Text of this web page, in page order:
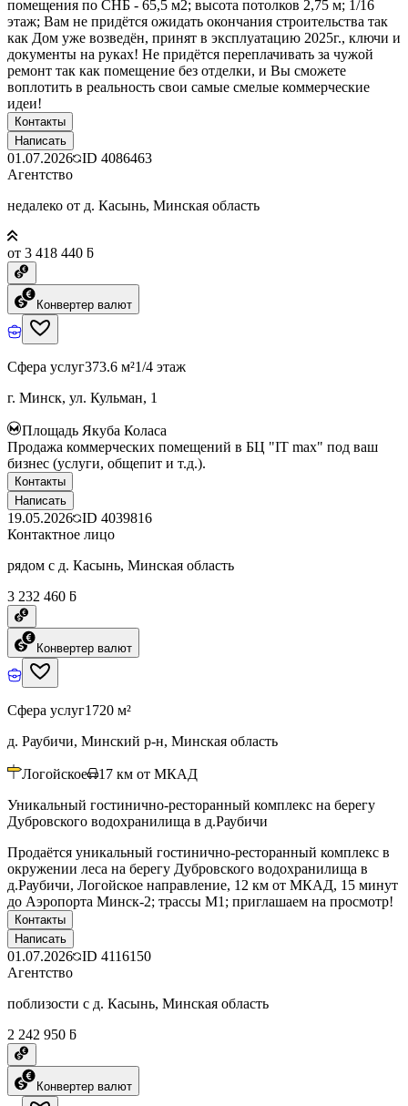
помещения по СНБ - 65,5 м2; высота потолков 2,75 м; 1/16
этаж; Вам не придётся ожидать окончания строительства так
как Дом уже возведён, принят в эксплуатацию 2025г., ключи и
документы на руках! Не придётся переплачивать за чужой
ремонт так как помещение без отделки, и Вы сможете
воплотить в реальность свои самые смелые коммерческие
идеи!
Контакты
Написать
01.07.2026 ID 4086463
Агентство
недалеко от д. Касынь, Минская область
от 3 418 440 ƃ
Конвертер валют
Сфера услуг373.6 м²1/4 этаж
г. Минск, ул. Кульман, 1
Площадь Якуба Коласа
Продажа коммерческих помещений в БЦ "IT max" под ваш
бизнес (услуги, общепит и т.д.).
Контакты
Написать
19.05.2026 ID 4039816
Контактное лицо
рядом с д. Касынь, Минская область
3 232 460 ƃ
Конвертер валют
Сфера услуг1720 м²
д. Раубичи, Минский р-н, Минская область
Логойское 17 км от МКАД
Уникальный гостинично-ресторанный комплекс на берегу
Дубровского водохранилища в д.Раубичи
Продаётся уникальный гостинично-ресторанный комплекс в
окружении леса на берегу Дубровского водохранилища в
д.Раубичи, Логойское направление, 12 км от МКАД, 15 минут
до Аэропорта Минск-2; трассы М1; приглашаем на просмотр!
Контакты
Написать
01.07.2026 ID 4116150
Агентство
поблизости с д. Касынь, Минская область
2 242 950 ƃ
Конвертер валют